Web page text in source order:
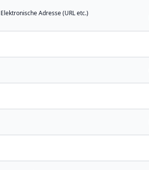
Elektronische Adresse (URL etc.)